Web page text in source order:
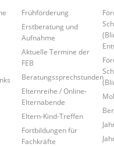
Frühförderung
Erstberatung und
Aufnahme
Aktuelle Termine der
FEB
Beratungssprechstunden
Elternreihe / Online-
Elternabende
Eltern-Kind-Treffen
Fortbildungen für
Fachkräfte